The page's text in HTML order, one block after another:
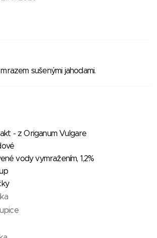
sušenými jahodami.
- z Origanum Vulgare
vody vymražením, 1,2%